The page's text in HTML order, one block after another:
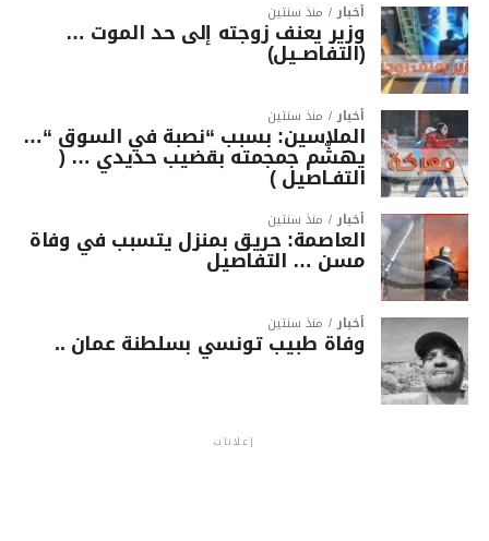
أخبار منذ سنتين
وزير يعنف زوجته إلى حد الموت …
(التفاصــيل)
أخبار منذ سنتين
الملاسين: بسبب “نصبة في السوق “…
يهشّم جمجمته بقضيب حديدي … (
التفـاصيل )
أخبار منذ سنتين
العاصمة: حريق بمنزل يتسبب في وفاة
مسن … التفاصيل
أخبار منذ سنتين
وفاة طبيب تونسي بسلطنة عمان ..
إعلانات